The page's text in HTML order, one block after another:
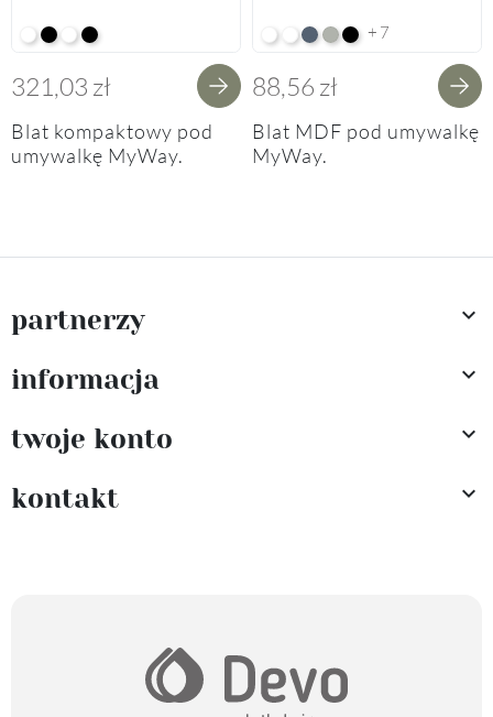
Alpine White K02
Black K16Alpine White Struktura K37
K14 Soft Black
321,03 zł
Blat kompaktowy pod
umywalkę MyWay.
Arctic White HG F01
Premium White Supermatt
Perfect Touch Parisian
Perfect Touch Stahlgrau
Czarny Mat Orchidea
+7
88,56 zł
Blat MDF pod umywalkę
MyWay.
partnerzy 
informacja 
twoje konto 
kontakt 